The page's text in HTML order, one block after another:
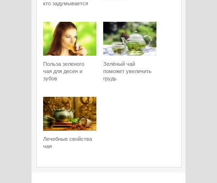
кто задумывается
Польза зеленого
чая для десен и
зубов
Зелёный чай
поможет увеличить
грудь
Лечебные свойства
чая